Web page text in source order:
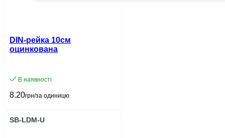
DIN-рейка 10см
оцинкована
В наявності
8.20грн/за одиницю
SB-LDM-U